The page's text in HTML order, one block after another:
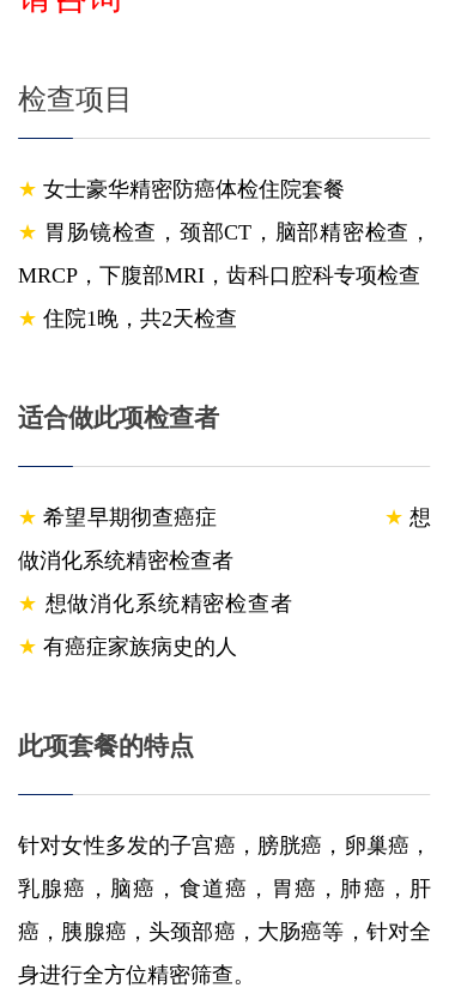
检查项目
★ 女士豪华精密防癌体检住院套餐
★ 胃肠镜检查，颈部CT，脑部精密检查，
MRCP，下腹部MRI，齿科口腔科专项检查
★ 住院1晚，共2天检查
适合做此项检查者
★希望早期彻查癌症 ★想
做消化系统精密检查者
★ 想做消化系统精密检查者
★ 有癌症家族病史的人
此项套餐的特点
针对女性多发的子宫癌，膀胱癌，卵巢癌，
乳腺癌，脑癌，食道癌，胃癌，肺癌，肝
癌，胰腺癌，头颈部癌，大肠癌等，针对全
身进行全方位精密筛查。